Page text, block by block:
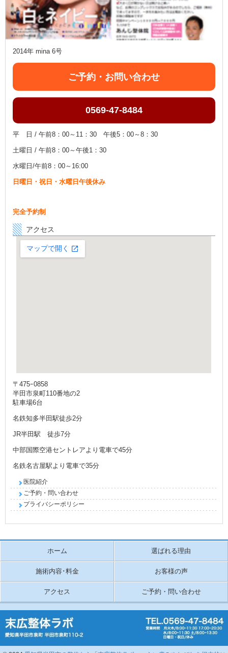
2014年 mina 6号
ご予約・お問い合わせ
0569-47-8484
平 日 / 午前8：00～11：30 午後5：00～8：30
土曜日 / 午前8：00～午後1：30
水曜日/午前8：00～16:00
日曜日・祝日・水曜日午後休み
完全予約制
アクセス
〒475ｰ0858
半田市泉町110番地の2
駐車場6台
名鉄知多半田駅徒歩2分
JR半田駅 徒歩7分
中部国際空港セントレアより電車で45分
名鉄名古屋駅より電車で35分
医院紹介
ご予約・問い合わせ
プライバシーポリシー
ホーム 選ばれる理由
施術内容･料金 お客様の声
アクセス ご予約・問い合わせ